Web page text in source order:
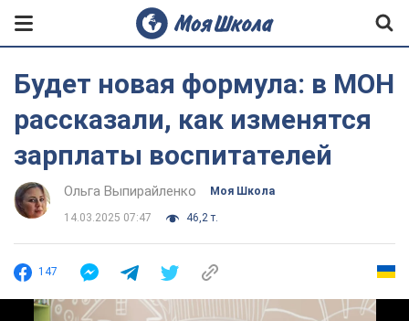
Будет новая формула: в МОН
рассказали, как изменятся
зарплаты воспитателей
Ольга Выпирайленко Моя Школа
14.03.2025 07:47 46,2 т.
147